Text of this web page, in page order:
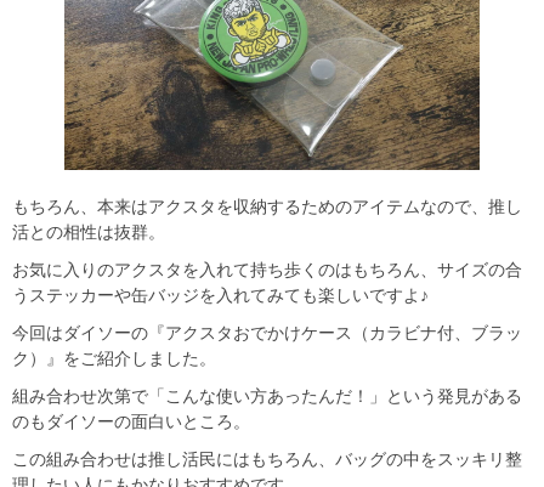
もちろん、本来はアクスタを収納するためのアイテムなので、推し
活との相性は抜群。
お気に入りのアクスタを入れて持ち歩くのはもちろん、サイズの合
うステッカーや缶バッジを入れてみても楽しいですよ♪
今回はダイソーの『アクスタおでかけケース（カラビナ付、ブラッ
ク）』をご紹介しました。
組み合わせ次第で「こんな使い方あったんだ！」という発見がある
のもダイソーの面白いところ。
この組み合わせは推し活民にはもちろん、バッグの中をスッキリ整